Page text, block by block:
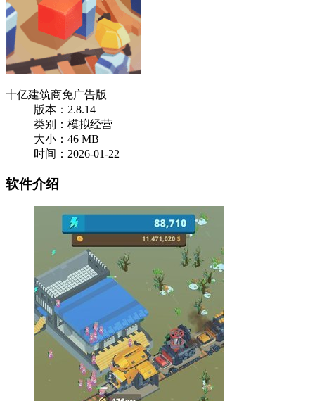
十亿建筑商免广告版
版本：2.8.14
类别：模拟经营
大小：46 MB
时间：2026-01-22
软件介绍